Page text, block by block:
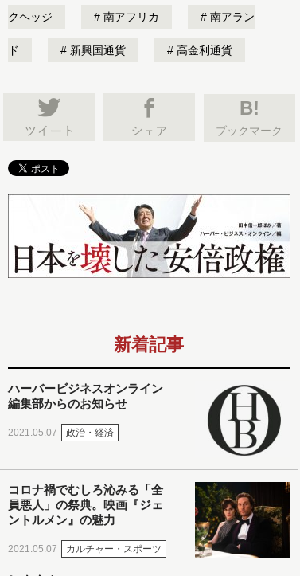
クヘッジ 南アフリカ 南アラン
ド 新興国通貨 高金利通貨
B!
ブックマーク
新着記事
ハーバービジネスオンライン
編集部からのお知らせ
2021.05.07 政治・経済
コロナ禍でむしろ沁みる「全
員悪人」の祭典。映画『ジェ
ントルメン』の魅力
2021.05.07 カルチャー・スポーツ